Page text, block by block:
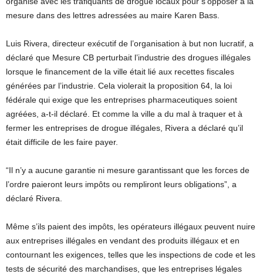
mesure dans des lettres adressées au maire Karen Bass.
Luis Rivera, directeur exécutif de l’organisation à but non lucratif, a
déclaré que Mesure CB perturbait l’industrie des drogues illégales
lorsque le financement de la ville était lié aux recettes fiscales
générées par l’industrie. Cela violerait la proposition 64, la loi
fédérale qui exige que les entreprises pharmaceutiques soient
agréées, a-t-il déclaré. Et comme la ville a du mal à traquer et à
fermer les entreprises de drogue illégales, Rivera a déclaré qu’il
était difficile de les faire payer.
“Il n’y a aucune garantie ni mesure garantissant que les forces de
l’ordre paieront leurs impôts ou rempliront leurs obligations”, a
déclaré Rivera.
Même s’ils paient des impôts, les opérateurs illégaux peuvent nuire
aux entreprises illégales en vendant des produits illégaux et en
contournant les exigences, telles que les inspections de code et les
tests de sécurité des marchandises, que les entreprises légales